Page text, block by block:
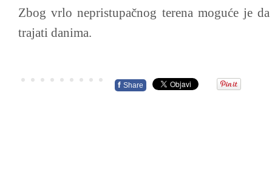
Zbog vrlo nepristupačnog terena moguće je
trajati danima.
f Share